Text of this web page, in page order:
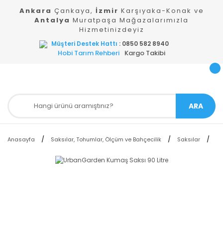
Ankara Çankaya, İzmir Karşıyaka-Konak ve
Antalya Muratpaşa Mağazalarımızla
Hizmetinizdeyiz
Müşteri Destek Hattı : 0850 582 8940
Hobi Tarım Rehberi Kargo Takibi
ARA
Anasayfa Saksılar, Tohumlar, Ölçüm ve Bahçecilik Saksılar